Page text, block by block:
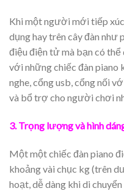
Khi một người mới tiếp
dụng hay trên cây đàn như
điệu điện tử mà bạn có thể
với những chiếc đàn piano
nghe, cổng usb, cổng nối
và bổ trợ cho người chơi
3. Trọng lượng và hình
Một một chiếc đàn piano
khoảng vài chục kg (trên
hoạt, dễ dàng khi di